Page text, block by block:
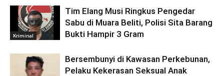
Kriminal
Tim Elang Musi Ringkus Pengedar
Sabu di Muara Beliti, Polisi Sita Barang
Bukti Hampir 3 Gram
Bersembunyi di Kawasan Perkebunan,
Pelaku Kekerasan Seksual Anak